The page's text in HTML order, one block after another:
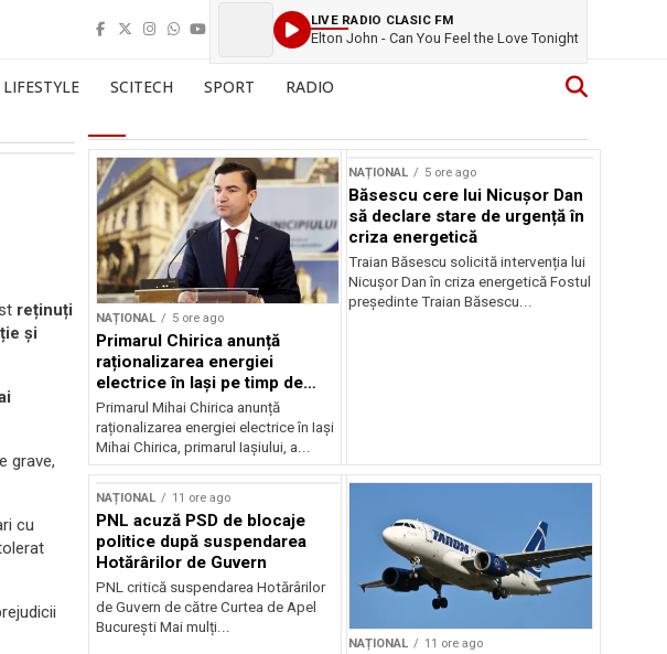
LIVE RADIO CLASIC FM
Elton John - Can You Feel the Love Tonight
LIFESTYLE SCITECH SPORT RADIO
reținuți
și
grave,
cu
NAȚIONAL 5 ore ago
Primarul Chirica anunță
raționalizarea energiei
electrice în Iași pe timp de
noapte
Primarul Mihai Chirica anunță
raționalizarea energiei electrice în Iași
Mihai Chirica, primarul Iașiului, a...
NAȚIONAL 5 ore ago
Băsescu cere lui Nicușor Dan
să declare stare de urgență în
criza energetică
Traian Băsescu solicită intervenția lui
Nicușor Dan în criza energetică Fostul
președinte Traian Băsescu...
NAȚIONAL 11 ore ago
PNL acuză PSD de blocaje
politice după suspendarea
Hotărârilor de Guvern
PNL critică suspendarea Hotărârilor
de Guvern de către Curtea de Apel
București Mai mulți...
NAȚIONAL 11 ore ago